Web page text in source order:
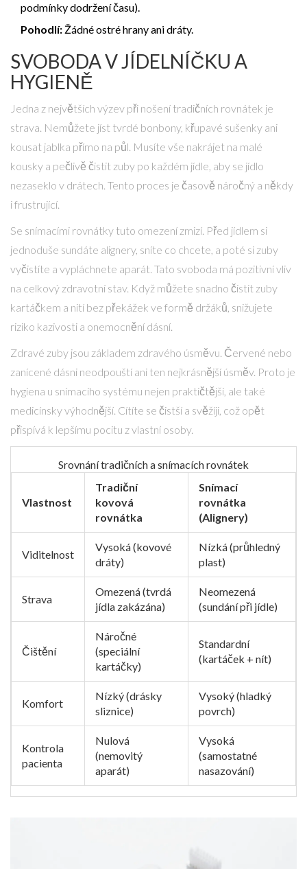
podmínky dodržení času).
Pohodlí: Žádné ostré hrany ani dráty.
SVOBODA V JÍDELNÍČKU A
HYGIENĚ
Jedna z největších výzev při nošení tradičních rovnátek je
strava. Nemůžete jíst tvrdé bonbony, křupavé sušenky ani
kousat jablka přímo na půl. Musíte vše nakrájet na malé
kousky a pečlivě čistit zuby po každém jídle, aby se jídlo
nezaseklo v drátech. Tento proces je časově náročný a někdy
i frustrující.
Se snímacími rovnátky tuto omezení zmizí. Před jídlem si
jednoduše sundáte alignery, sníte co chcete, a poté si zuby
vyčistíte a vypláchnete aparát. Tato svoboda má pozitivní vliv
na celkový zdravotní stav. Když můžete snadno čistit zuby
kartáčkem a nití bez překážek ve formě držáků, snižujete
riziko kazivosti a onemocnění dásní.
Zdravé zuby jsou základem zdravého úsměvu. Červené nebo
zanícené dásni neodpouští ani ten nejkrásnější úsměv. Proto je
hygiena u snímacího systému nejen praktičtější, ale také
medicínsky výhodnější. Cítíte se čistší a svěžíji, což opět
přispívá k lepšímu pocitu z vlastní osoby.
Srovnání tradičních a snímacích rovnátek
Vlastnost
Tradiční
kovová
rovnátka
Snímací
rovnátka
(Alignery)
Viditelnost
Vysoká (kovové
dráty)
Nízká (průhledný
plast)
Strava
Omezená (tvrdá
jídla zakázána)
Neomezená
(sundání při jídle)
Čištění
Náročné
(speciální
kartáčky)
Standardní
(kartáček + nít)
Komfort
Nízký (drásky
sliznice)
Vysoký (hladký
povrch)
Kontrola
pacienta
Nulová
(nemovitý
aparát)
Vysoká
(samostatné
nasazování)